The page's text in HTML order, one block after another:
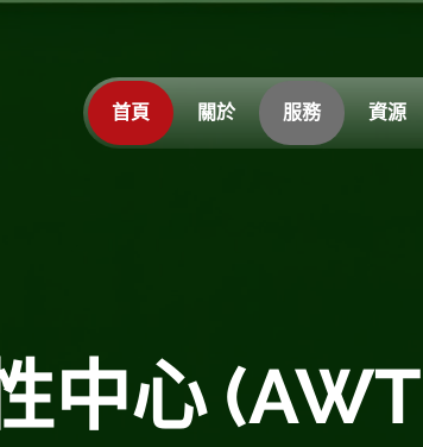
首頁 關於 服務 資源
中心